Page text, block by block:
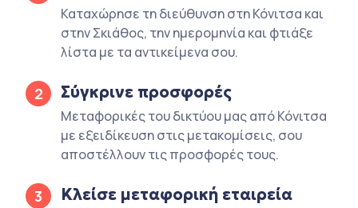
Καταχώρησε τη διεύθυνση στη Κόνιτσα και
στην Σκιάθος, την ημερομηνία και φτιάξε
λίστα με τα αντικείμενα σου.
2 Σύγκρινε προσφορές
Μεταφορικές του δικτύου μας από Κόνιτσα
με εξειδίκευση στις μετακομίσεις, σου
αποστέλλουν τις προσφορές τους.
3 Κλείσε μεταφορική εταιρεία